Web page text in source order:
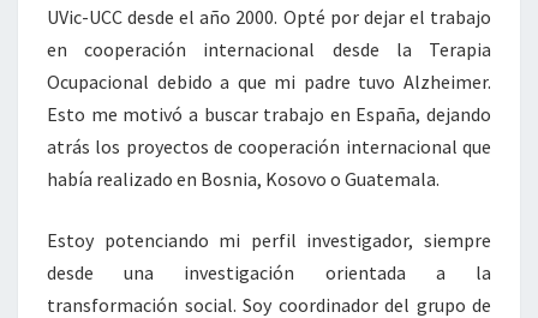
UVic-UCC desde el año 2000. Opté por dejar el trabajo
en cooperación internacional desde la Terapia
Ocupacional debido a que mi padre tuvo Alzheimer.
Esto me motivó a buscar trabajo en España, dejando
atrás los proyectos de cooperación internacional que
había realizado en Bosnia, Kosovo o Guatemala.
Estoy potenciando mi perfil investigador, siempre
desde una investigación orientada a la
transformación social. Soy coordinador del grupo de